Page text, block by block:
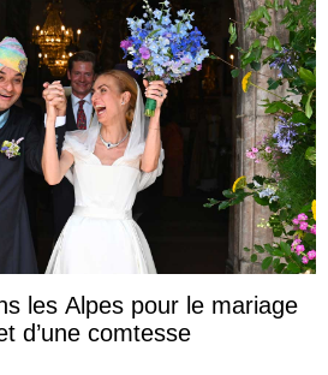
les Alpes pour le mariage
d’une comtesse